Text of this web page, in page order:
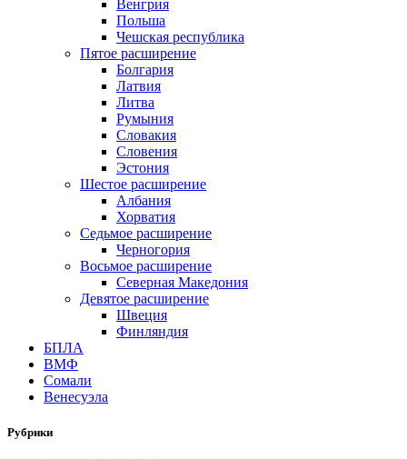
Венгрия
Польша
Чешская республика
Пятое расширение
Болгария
Латвия
Литва
Румыния
Словакия
Словения
Эстония
Шестое расширение
Албания
Хорватия
Седьмое расширение
Черногория
Восьмое расширение
Северная Македония
Девятое расширение
Швеция
Финляндия
БПЛА
ВМФ
Сомали
Венесуэла
Рубрики